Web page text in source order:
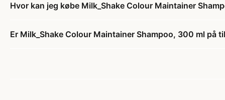
Hvor kan jeg købe Milk_Shake Colour Maintainer
Er Milk_Shake Colour Maintainer Shampoo, 300 ml på